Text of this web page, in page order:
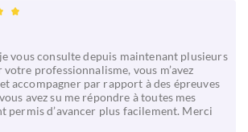
vous consulte depuis maintenant plusieurs
professionnalisme, vous m’avez
accompagner par rapport à des épreuves
avez su me répondre à toutes mes
permis d’avancer plus facilement. Merci